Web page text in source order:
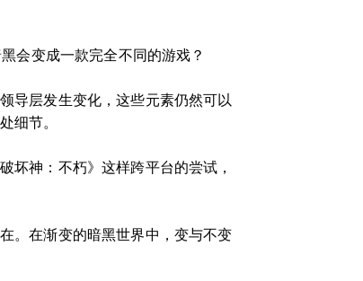
会变成一款完全不同的游戏？
导层发生变化，这些元素仍然可以
细节。
坏神：不朽》这样跨平台的尝试，
。在渐变的暗黑世界中，变与不变